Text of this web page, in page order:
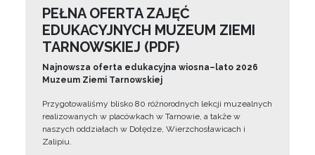
PEŁNA OFERTA ZAJĘĆ
EDUKACYJNYCH MUZEUM ZIEMI
TARNOWSKIEJ (PDF)
Najnowsza oferta edukacyjna wiosna–lato 2026
Muzeum Ziemi Tarnowskiej
Przygotowaliśmy blisko 80 różnorodnych lekcji muzealnych
realizowanych w placówkach w Tarnowie, a także w
naszych oddziałach w Dołędze, Wierzchosławicach i
Zalipiu.